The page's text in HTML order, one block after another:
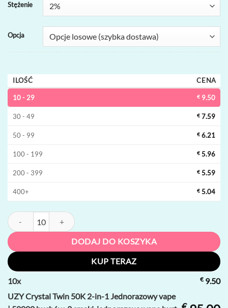
Stężenie
Opcja
ILOŚĆ CENA
10 - 29 € 9.50
30 - 49 € 7.59
50 - 99 € 6.21
100 - 199 € 5.96
200 - 399 € 5.59
400+ € 5.04
ilość UZY Crystal Twin 50K 2-in-1 Jednorazowy vape | 50000
DODAJ DO KOSZYKA
KUP TERAZ
10x €9.50
UZY Crystal Twin 50K 2-in-1 Jednorazowy vape